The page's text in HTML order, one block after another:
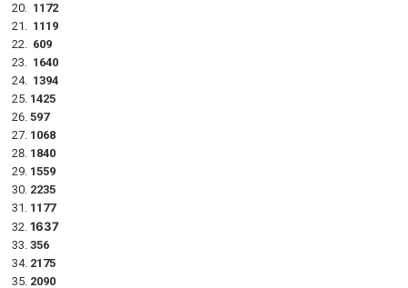
1172
1119
609
1640
1394
1425
597
1068
1840
1559
2235
1177
1637
356
2175
2090